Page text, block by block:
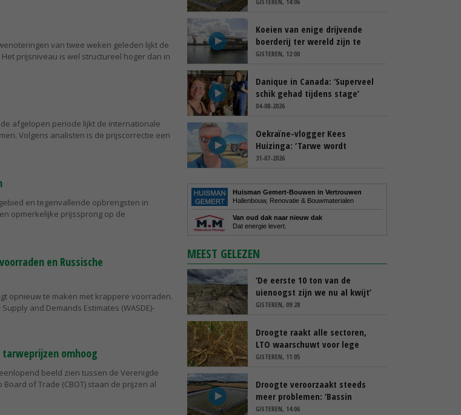
van twee weken geleden lijkt de
prijsniveau is wel structureel hoger dan in
afgelopen periode lijkt de internationale
Volgens analisten is de prijscorrectie een
en tegenvallende opbrengsten in
opmerkelijke prijssprong op de
en Russische
opnieuw te maken met krappere voorraden.
and Demands Estimates (WASDE)-
omhoog
beeld zien tussen de Verenigde
of Trade (CBOT) staan de prijzen al
Koeien van enige drijvende
boerderij ter wereld zijn te
koop
GISTEREN, 12:00
Danique in Canada: ‘Superveel
schik gehad tijdens stage’
04-08-2026
Oekraïne-vlogger Kees
Huizinga: ‘Tarwe wordt
geperst, koeien hebben stro
31-07-2026
Huisman Gemert-Bouwen in Vertrouwen
Hallenbouw, Renovatie & Bouwmaterialen
Van oud dak naar nieuw dak
Dat energie levert.
MEEST GELEZEN
‘De eerste 10 ton van de
uienoogst zijn we nu al kwijt’
GISTEREN, 09:28
Droogte raakt alle sectoren,
LTO waarschuwt voor lege
schappen
GISTEREN, 11:05
Droogte veroorzaakt steeds
meer problemen: ‘Bassin
afgelopen week al leeg’
GISTEREN, 14:06